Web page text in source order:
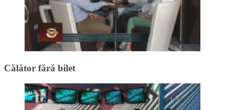
Călător fără bilet